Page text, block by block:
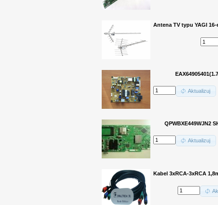
Antena TV typu YAGI
Aktualizuj
QPWBXE449WJN2
Aktualizuj
Kabel 3xRCA-3xRCA